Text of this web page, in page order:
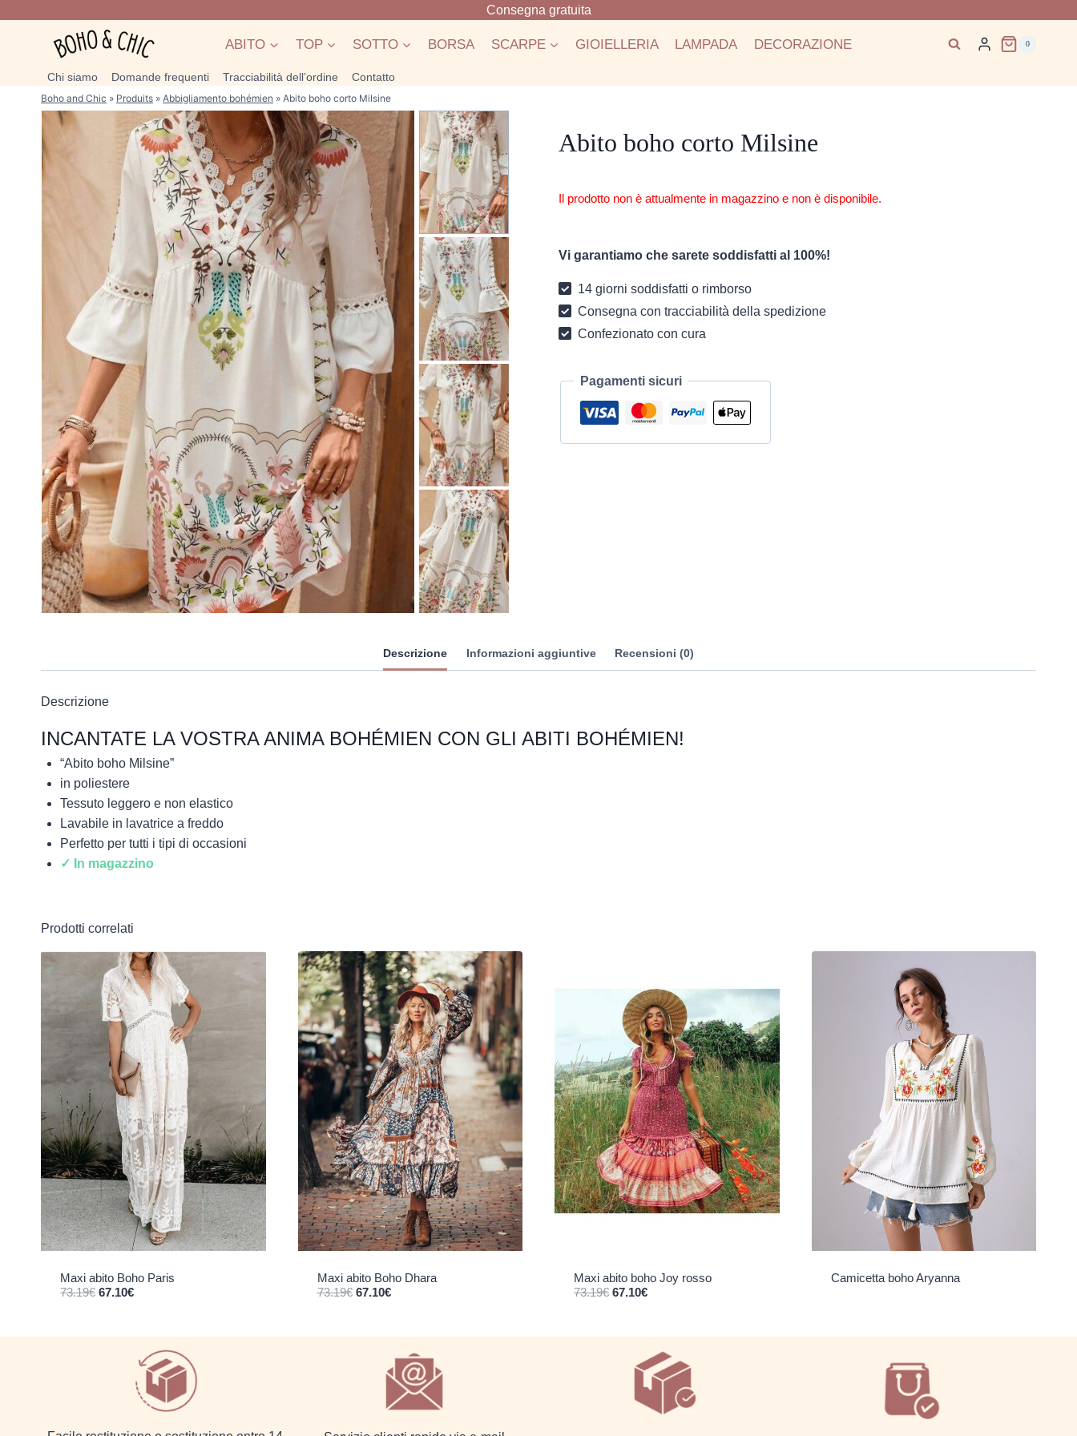
contenuto
Consegna gratuita
ABITO TOP SOTTO BORSA SCARPE GIOIELLERIA LAMPADA DECORAZIONE 0
Chi siamo Domande frequenti Tracciabilità dell’ordine Contatto
Boho and Chic » Produits » Abbigliamento bohémien » Abito boho corto Milsine
Abito boho corto Milsine
Il prodotto non è attualmente in magazzino e non è disponibile.
Vi garantiamo che sarete soddisfatti al 100%!
14 giorni soddisfatti o rimborso
Consegna con tracciabilità della spedizione
Confezionato con cura
Pagamenti sicuri
Descrizione Informazioni aggiuntive Recensioni (0)
Descrizione
INCANTATE LA VOSTRA ANIMA BOHÉMIEN CON GLI ABITI BOHÉMIEN!
“Abito boho Milsine”
in poliestere
Tessuto leggero e non elastico
Lavabile in lavatrice a freddo
Perfetto per tutti i tipi di occasioni
✓ In magazzino
Prodotti correlati
Maxi abito Boho Paris
73.19€ Il prezzo originale era: 73.19€.
67.10€Il prezzo attuale è: 67.10€.
Maxi abito Boho Dhara
73.19€ Il prezzo originale era: 73.19€.
67.10€Il prezzo attuale è: 67.10€.
Maxi abito boho Joy rosso
73.19€ Il prezzo originale era: 73.19€.
67.10€Il prezzo attuale è: 67.10€.
Camicetta boho Aryanna